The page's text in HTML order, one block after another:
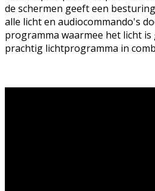
de schermen geeft een
alle licht en audiocommando's
programma waarmee het licht
prachtig lichtprogramma in